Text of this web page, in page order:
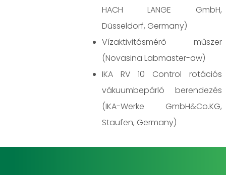
HACH LANGE GmbH,
Düsseldorf, Germany)
Vízaktivitásmérő műszer
(Novasina Labmaster-aw)
IKA RV 10 Control rotációs
vákuumbepárló berendezés
(IKA-Werke GmbH&Co.KG,
Staufen, Germany)